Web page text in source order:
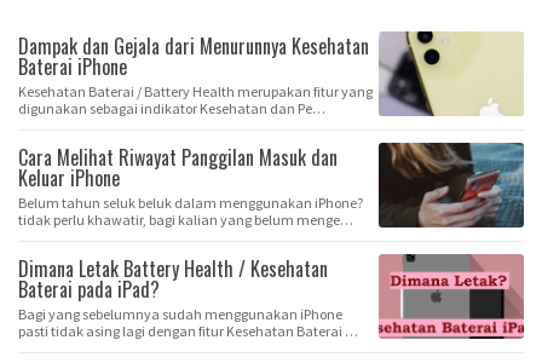
Dampak dan Gejala dari Menurunnya Kesehatan
Baterai iPhone
Kesehatan Baterai / Battery Health merupakan fitur yang
digunakan sebagai indikator Kesehatan dan Pe…
Cara Melihat Riwayat Panggilan Masuk dan
Keluar iPhone
Belum tahun seluk beluk dalam menggunakan iPhone?
tidak perlu khawatir, bagi kalian yang belum menge…
Dimana Letak Battery Health / Kesehatan
Baterai pada iPad?
Bagi yang sebelumnya sudah menggunakan iPhone
pasti tidak asing lagi dengan fitur Kesehatan Baterai …